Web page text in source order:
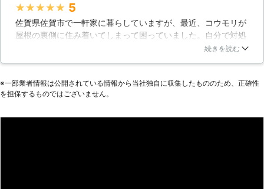
★★★★★ 5
佐賀県佐賀市で一軒家に暮らしていますが、最近、コウモリが
屋根の裏側に住み着いてしまって困っていました。自分で対処
することはできませんし、悩んで専門業者に依頼することにし
がいなくなり、安心して暮らせるようになりました。
続きを読む
※⼀部業者情報は公開されている情報から当社独⾃に収集したもののため、正確性
を担保するものではございません。